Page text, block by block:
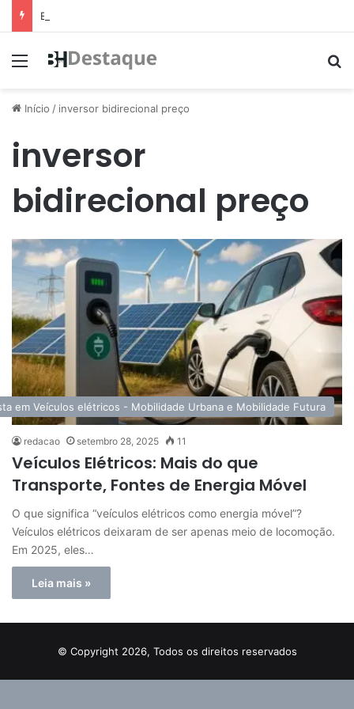
Menu
Início / inversor bidirecional preço
inversor
bidirecional preço
em Veículos elétricos - Mobilidade Urbana e Mobilidade Futura
redacao setembro 28, 2025 11
Veículos Elétricos: Mais do que
Transporte, Fontes de Energia Móvel
O que significa “veículos elétricos como energia móvel”?
Veículos elétricos deixaram de ser apenas meio de locomoção.
Em 2025, eles…
Leia mais »
© Copyright 2026, Todos os direitos reservados